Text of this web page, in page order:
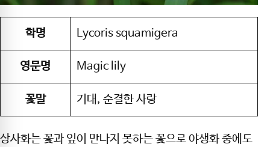
학명 Lycoris squamigera
영문명 Magic lily
꽃말 기대, 순결한 사랑
상사화는 꽃과 잎이 만나지 못하는 꽃으로 야생화 중에도